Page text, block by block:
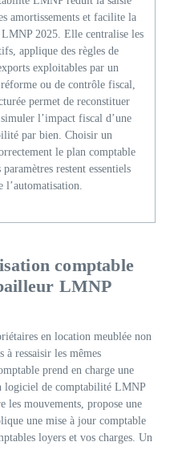
amortissements et facilite la
2025. Elle centralise les
applique des règles de
exploitables par un
ou de contrôle fiscal,
permet de reconstituer
l’impact fiscal d’une
par bien. Choisir un
le plan comptable
restent essentiels
l’automatisation.
comptable
LMNP
en location meublée non
à ressaisir les mêmes
prend en charge une
logiciel de comptabilité LMNP
les mouvements, propose une
une mise à jour comptable
loyers et vos charges. Un